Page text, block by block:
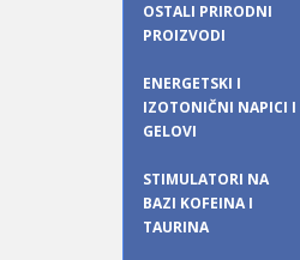
OSTALI PRIRODNI
PROIZVODI
ENERGETSKI I
IZOTONIČNI NAPICI I
GELOVI
STIMULATORI NA
BAZI KOFEINA I
TAURINA